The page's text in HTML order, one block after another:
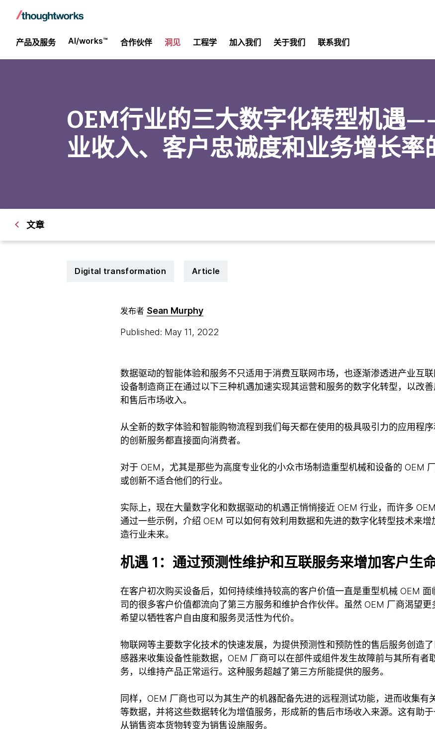
产品及服务 AI/works™ 合作伙伴 洞见 工程学 加入我们 关于我们 联系我们
OEM行业的三大数字化转型机遇
业收入、客户忠诚度和业务增长率
文章
Digital transformation Article
发布者 Sean Murphy
Published: May 11, 2022
数据驱动的智能体验和服务不只适用于消费互联网市场，也逐渐渗透进产业互
设备制造商正在通过以下三种机遇加速实现其运营和服务的数字化转型，以改
和售后市场收入。
从全新的数字体验和智能购物流程到我们每天都在使用的极具吸引力的应用程
的创新服务都直接面向消费者。
对于 OEM，尤其是那些为高度专业化的小众市场制造重型机械和设备的 OEM
或创新不适合他们的行业。
实际上，现在大量数字化和数据驱动的机遇正悄悄接近 OEM 行业，而许多
通过一些示例，介绍 OEM 可以如何有效利用数据和先进的数字化转型技术来
造行业未来。
机遇 1：通过预测性维护和互联服务来增加客户生
在客户初次购买设备后，如何持续维持较高的客户价值一直是重型机械 OEM
司的很多客户价值都流向了第三方服务和维护合作伙伴。虽然 OEM 厂商渴望
希望以牺牲客户自由度和服务灵活性为代价。
物联网等主要数字化技术的快速发展，为提供预测性和预防性的售后服务创造
感器来收集设备性能数据，OEM 厂商可以在部件或组件发生故障前与其所有者
务，以维持产品正常运行。这种服务超越了第三方所能提供的服务。
同样，OEM 厂商也可以为其生产的机器配备先进的远程测试功能，进而收集有
等数据，并将这些数据转化为增值服务，形成新的售后市场收入来源。这有助
从销售资本货物转变为销售设施服务。